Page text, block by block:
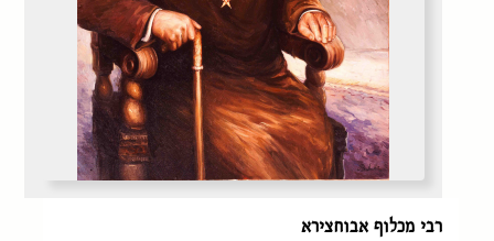
רבי מכלוף אבוחצירא